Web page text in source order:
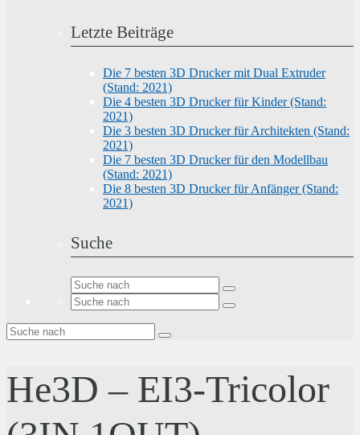
Letzte Beiträge
Die 7 besten 3D Drucker mit Dual Extruder
(Stand: 2021)
Die 4 besten 3D Drucker für Kinder (Stand:
2021)
Die 3 besten 3D Drucker für Architekten (Stand:
2021)
Die 7 besten 3D Drucker für den Modellbau
(Stand: 2021)
Die 8 besten 3D Drucker für Anfänger (Stand:
2021)
Suche
He3D – EI3-Tricolor